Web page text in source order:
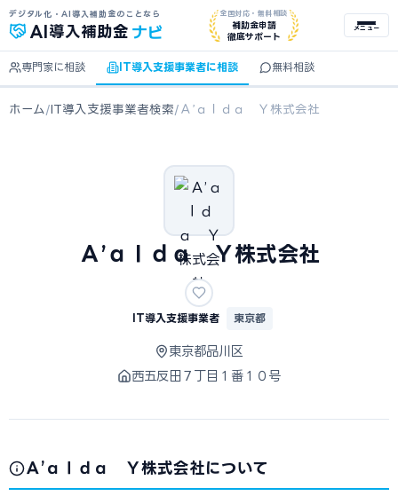
デジタル化・AI導入補助金のことなら
AI 導入補助金 ナビ
全国対応・無料相談
補助金申請
徹底サポート
メニュー
専門家に相談 IT導入支援事業者に相談 無料相談
ホーム /IT導入支援事業者検索/ Ａ’ａｌｄａ Ｙ株式会社
Ａ’ａｌｄａ Ｙ株式会社
IT導入支援事業者 東京都
東京都品川区
西五反田７丁目１番１０号
Ａ’ａｌｄａ Ｙ株式会社について